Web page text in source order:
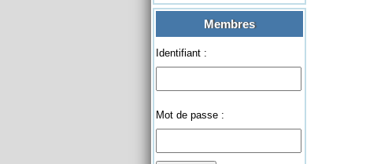
Membres
Identifiant :
Mot de passe :